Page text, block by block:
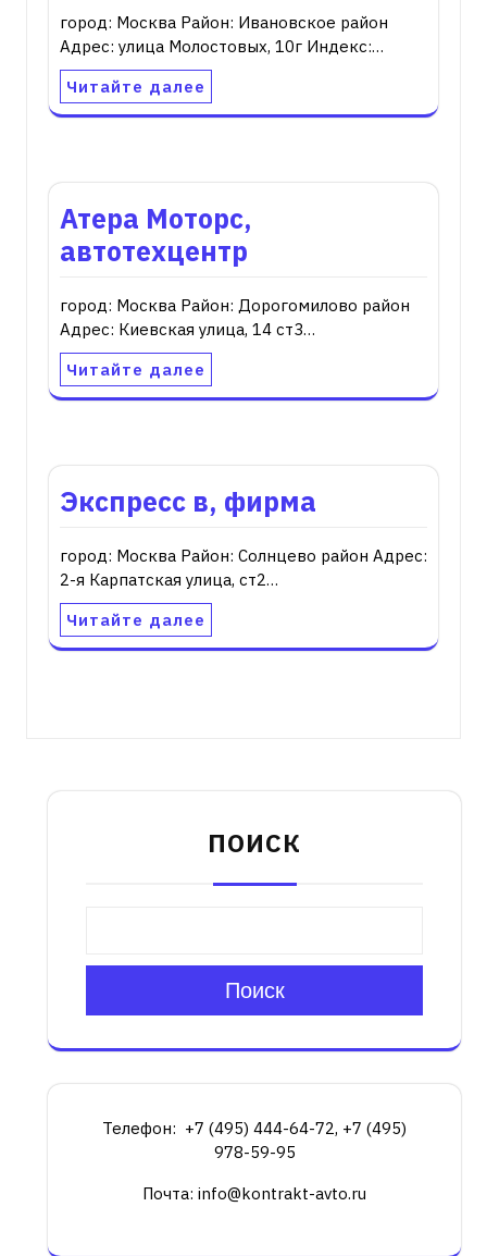
город: Москва Район: Ивановское район
Адрес: улица Молостовых, 10г Индекс:…
Читайте далее
Атера Моторс,
автотехцентр
город: Москва Район: Дорогомилово район
Адрес: Киевская улица, 14 ст3…
Читайте далее
Экспресс в, фирма
город: Москва Район: Солнцево район Адрес:
2-я Карпатская улица, ст2…
Читайте далее
ПОИСК
Поиск
Телефон: +7 (495) 444-64-72, +7 (495)
978-59-95
Почта: info@kontrakt-avto.ru